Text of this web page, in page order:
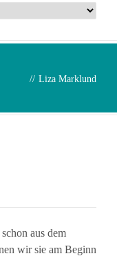
// Liza Marklund
aus dem
wir sie am Beginn